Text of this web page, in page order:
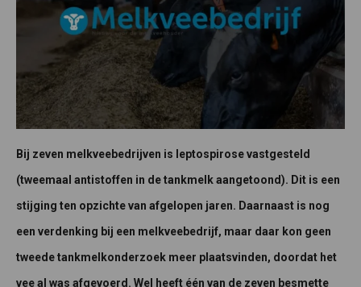
Bij zeven melkveebedrijven is leptospirose vastgesteld
(tweemaal antistoffen in de tankmelk aangetoond). Dit is een
stijging ten opzichte van afgelopen jaren. Daarnaast is nog
een verdenking bij een melkveebedrijf, maar daar kon geen
tweede tankmelkonderzoek meer plaatsvinden, doordat het
vee al was afgevoerd. Wel heeft één van de zeven besmette